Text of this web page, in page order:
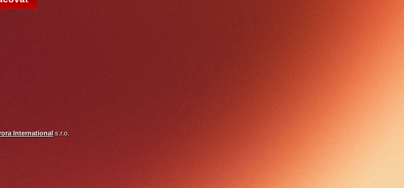
Internationals.r.o.